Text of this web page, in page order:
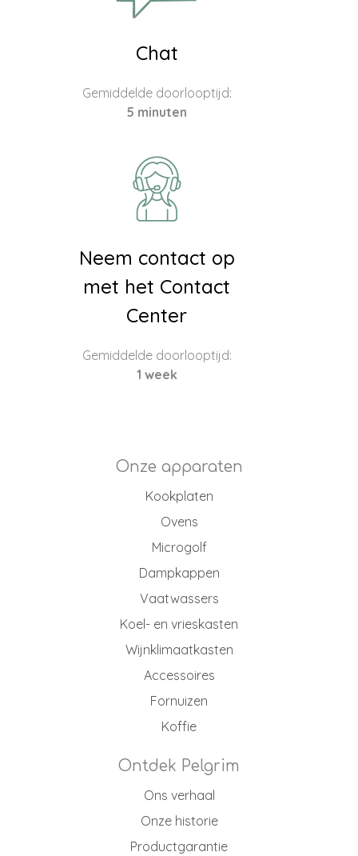
Chat
Gemiddelde doorlooptijd:
5 minuten
Neem contact op
met het Contact
Center
Gemiddelde doorlooptijd:
1 week
Onze apparaten
Kookplaten
Ovens
Microgolf
Dampkappen
Vaatwassers
Koel- en vrieskasten
Wijnklimaatkasten
Accessoires
Fornuizen
Koffie
Ontdek Pelgrim
Ons verhaal
Onze historie
Productgarantie